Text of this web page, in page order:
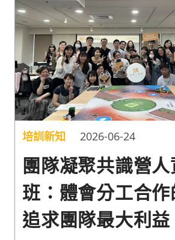
培訓新知 2026-06-24
團隊凝聚共識營
班：體會分工合作
追求團隊最大利益